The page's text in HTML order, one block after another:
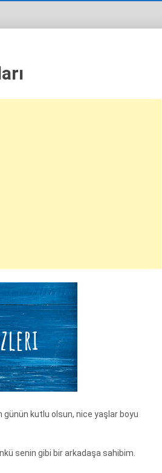
günün kutlu olsun, nice yaşlar boyu
senin gibi bir arkadaşa sahibim.